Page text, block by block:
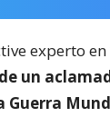
experto en
un
Guerra